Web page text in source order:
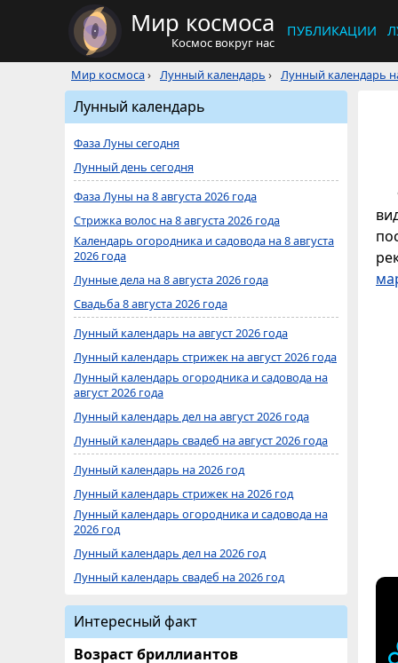
Мир космоса
Космос вокруг нас
ПУБЛИКАЦИИ
Мир космоса› Лунный календарь › Лунный календарь
Лунный календарь
Фаза Луны сегодня
Лунный день сегодня
Фаза Луны на 8 августа 2026 года
Стрижка волос на 8 августа 2026 года
Календарь огородника и садовода на 8 августа
2026 года
Лунные дела на 8 августа 2026 года
Свадьба 8 августа 2026 года
Лунный календарь на август 2026 года
Лунный календарь стрижек на август 2026 года
Лунный календарь огородника и садовода на
август 2026 года
Лунный календарь дел на август 2026 года
Лунный календарь свадеб на август 2026 года
Лунный календарь на 2026 год
Лунный календарь стрижек на 2026 год
Лунный календарь огородника и садовода на
2026 год
Лунный календарь дел на 2026 год
Лунный календарь свадеб на 2026 год
Интересный факт
Возраст бриллиантов